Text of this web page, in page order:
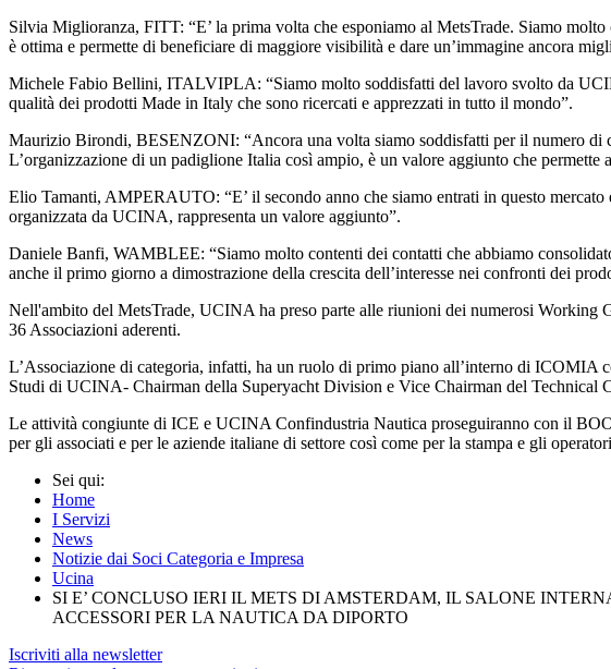
Silvia Miglioranza, FITT: “E’ la prima volta che esponiamo al MetsTrade. Siamo
è ottima e permette di beneficiare di maggiore visibilità e dare un’immagine ancora
Michele Fabio Bellini, ITALVIPLA: “Siamo molto soddisfatti del lavoro svolto da
qualità dei prodotti Made in Italy che sono ricercati e apprezzati in tutto il mondo”.
Maurizio Birondi, BESENZONI: “Ancora una volta siamo soddisfatti per il numero di
L’organizzazione di un padiglione Italia così ampio, è un valore aggiunto che
Elio Tamanti, AMPERAUTO: “E’ il secondo anno che siamo entrati in questo
organizzata da UCINA, rappresenta un valore aggiunto”.
Daniele Banfi, WAMBLEE: “Siamo molto contenti dei contatti che abbiamo
anche il primo giorno a dimostrazione della crescita dell’interesse nei confronti dei
Nell'ambito del MetsTrade, UCINA ha preso parte alle riunioni dei numerosi
36 Associazioni aderenti.
L’Associazione di categoria, infatti, ha un ruolo di primo piano all’interno di ICOMIA
Studi di UCINA- Chairman della Superyacht Division e Vice Chairman del Technical
Le attività congiunte di ICE e UCINA Confindustria Nautica proseguiranno con il
per gli associati e per le aziende italiane di settore così come per la stampa e gli
Sei qui:
Home
I Servizi
News
Notizie dai Soci Categoria e Impresa
Ucina
SI E’ CONCLUSO IERI IL METS DI AMSTERDAM, IL SALONE
ACCESSORI PER LA NAUTICA DA DIPORTO
Iscriviti alla newsletter